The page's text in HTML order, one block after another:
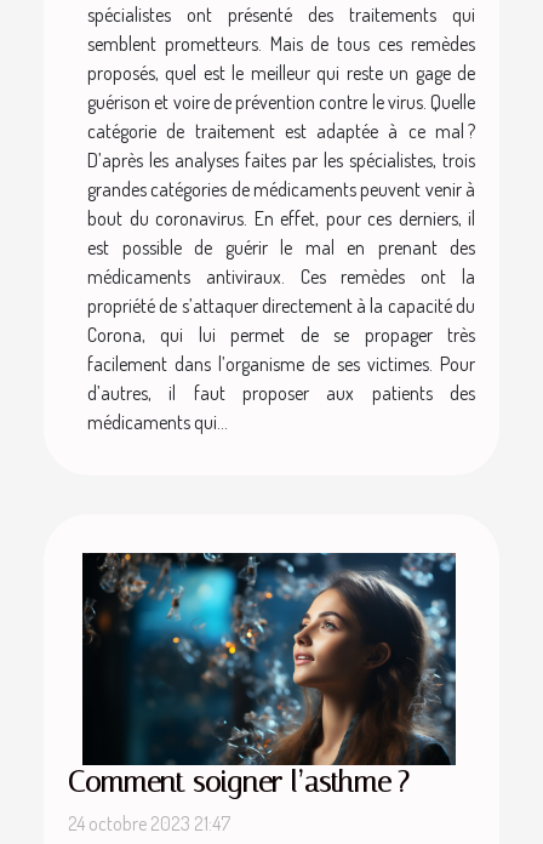
spécialistes ont présenté des traitements qui
semblent prometteurs. Mais de tous ces remèdes
proposés, quel est le meilleur qui reste un gage de
guérison et voire de prévention contre le virus. Quelle
catégorie de traitement est adaptée à ce mal ?
D’après les analyses faites par les spécialistes, trois
grandes catégories de médicaments peuvent venir à
bout du coronavirus. En effet, pour ces derniers, il
est possible de guérir le mal en prenant des
médicaments antiviraux. Ces remèdes ont la
propriété de s’attaquer directement à la capacité du
Corona, qui lui permet de se propager très
facilement dans l’organisme de ses victimes. Pour
d’autres, il faut proposer aux patients des
médicaments qui...
Comment soigner l’asthme ?
24 octobre 2023 21:47